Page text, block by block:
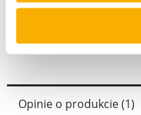
Opinie o produkcie (1)